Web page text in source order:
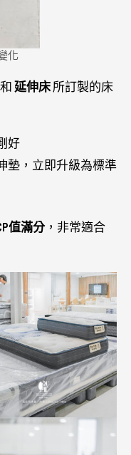
化
延伸床所訂製的床
好
墊，立即升級為標準
值滿分，非常適合